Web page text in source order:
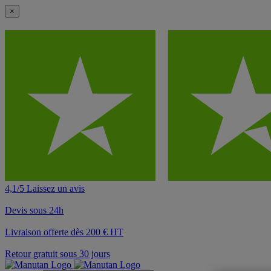
×
4,1/5 Laissez un avis
Devis sous 24h
Livraison offerte dès 200 € HT
Retour gratuit sous 30 jours